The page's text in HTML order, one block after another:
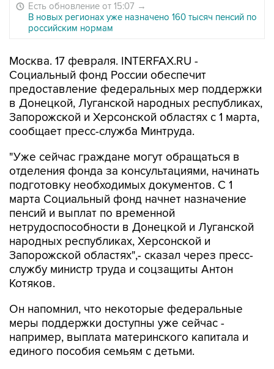
Есть обновление от 15:07 →
В новых регионах уже назначено 160 тысяч пенсий по
российским нормам
Москва. 17 февраля. INTERFAX.RU -
Социальный фонд России обеспечит
предоставление федеральных мер поддержки
в Донецкой, Луганской народных республиках,
Запорожской и Херсонской областях с 1 марта,
сообщает пресс-служба Минтруда.
"Уже сейчас граждане могут обращаться в
отделения фонда за консультациями, начинать
подготовку необходимых документов. С 1
марта Социальный фонд начнет назначение
пенсий и выплат по временной
нетрудоспособности в Донецкой и Луганской
народных республиках, Херсонской и
Запорожской областях",- сказал через пресс-
службу министр труда и соцзащиты Антон
Котяков.
Он напомнил, что некоторые федеральные
меры поддержки доступны уже сейчас -
например, выплата материнского капитала и
единого пособия семьям с детьми.